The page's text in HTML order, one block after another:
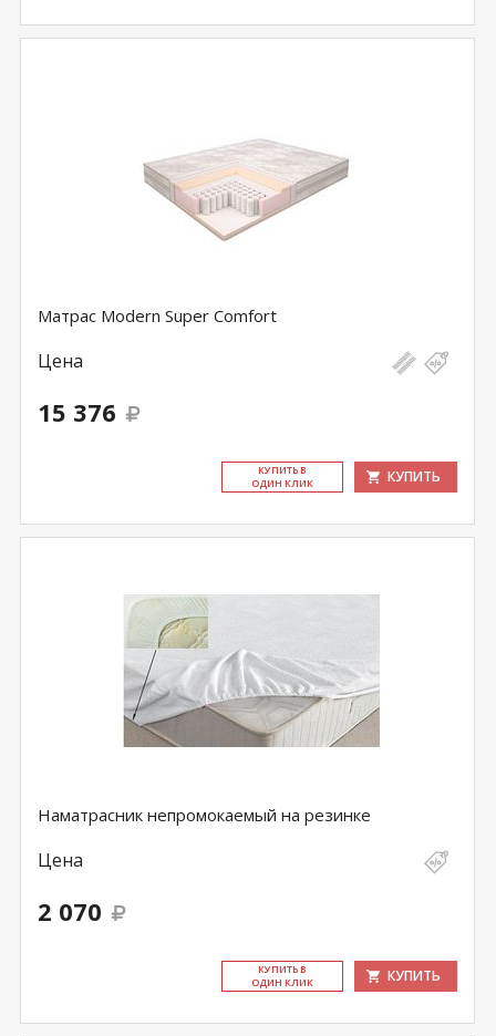
Матрас Modern Super Comfort
Цена
15 376
КУ­ПИТЬ В
ОДИН КЛИК
КУПИТЬ
Наматрасник непромокаемый на резинке
Цена
2 070
КУ­ПИТЬ В
ОДИН КЛИК
КУПИТЬ